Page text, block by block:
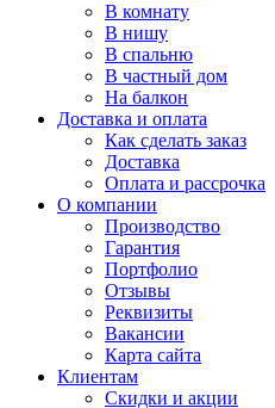
В комнату
В нишу
В спальню
В частный дом
На балкон
Доставка и оплата
Как сделать заказ
Доставка
Оплата и рассрочка
О компании
Производство
Гарантия
Портфолио
Отзывы
Реквизиты
Вакансии
Карта сайта
Клиентам
Скидки и акции